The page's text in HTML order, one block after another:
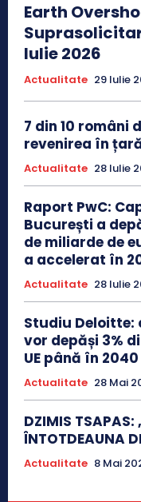
Earth
Iulie 2026
Actualitate 29 Iulie
7 din 10 români
revenirea în
Actualitate 28 Iulie
Raport PwC:
București a
de miliarde de
a accelerat în
Actualitate 28 Iulie
Studiu
vor depăși 3%
UE până în 2040
Actualitate 28 Mai
DZIMIS TSAPAS:
ÎNTOTDEAUNA
Actualitate 8 Mai